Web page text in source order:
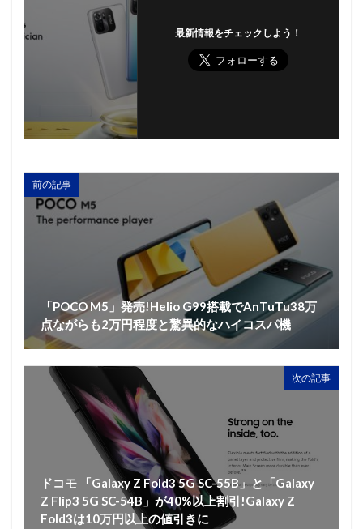
最新情報をチェックしよう！
前の記事
「POCO M5」発売!Helio G99搭載でAnTuTu38万
点ながらも2万円程度と驚異的なハイコスパ機
次の記事
ドコモ 「Galaxy Z Fold3 5G SC-55B」と「Galaxy
Z Flip3 5G SC-54B」が40%以上割引!Galaxy Z
Fold3は10万円以上の値引きに